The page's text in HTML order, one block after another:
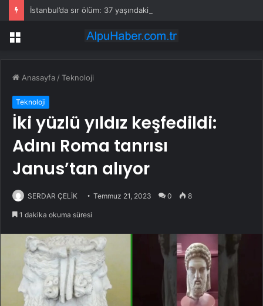
Menü
Anasayfa /Teknoloji
Teknoloji
İki yüzlü yıldız keşfedildi:
Adını Roma tanrısı
Janus’tan alıyor
SERDAR ÇELİK Temmuz 21, 2023 0 8
1 dakika okuma süresi